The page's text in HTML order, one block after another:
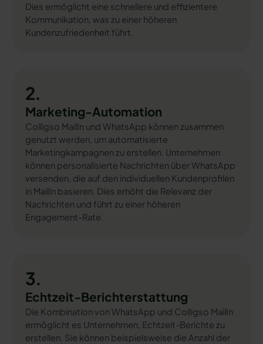
Dies ermöglicht eine schnellere und effizientere
Kommunikation, was zu einer höheren
Kundenzufriedenheit führt.
2.
Marketing-Automation
Colligso MailIn und WhatsApp können zusammen
genutzt werden, um automatisierte
Marketingkampagnen zu erstellen. Unternehmen
können personalisierte Nachrichten über WhatsApp
versenden, die auf den individuellen Kundenprofilen
in MailIn basieren. Dies erhöht die Relevanz der
Nachrichten und führt zu einer höheren
Engagement-Rate.
3.
Echtzeit-Berichterstattung
Die Kombination von WhatsApp und Colligso MailIn
ermöglicht es Unternehmen, Echtzeit-Berichte zu
erstellen. Sie können beispielsweise die Anzahl der